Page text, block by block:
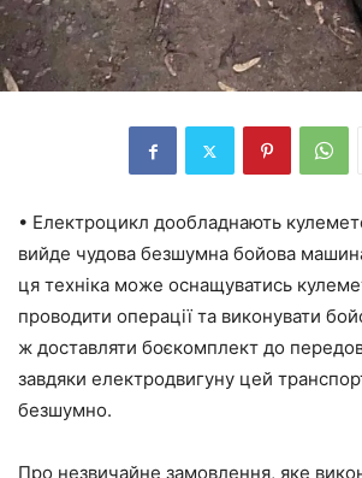
• Електроцикл дообладнають
вийде чудова безшумна бойова
ця техніка може оснащуватись
проводити операції та виконувати
ж доставляти боєкомплект до
завдяки електродвигуну цей
безшумно.
Про незвичайне замовлення, яке